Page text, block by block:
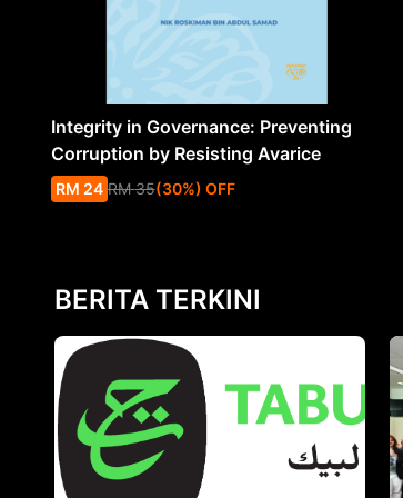
Integrity in Governance: Preventing
Corruption by Resisting Avarice
RM 24 RM 35(30%) OFF
BERITA TERKINI